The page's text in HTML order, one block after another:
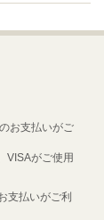
お支払いがご
VISAがご使用
支払いがご利